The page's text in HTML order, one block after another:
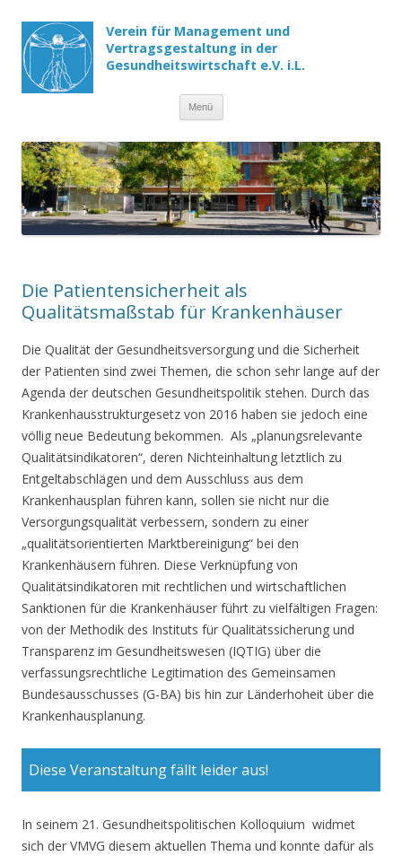
Verein für Management und
Vertragsgestaltung in der
Gesundheitswirtschaft e.V. i.L.
Menü
Die Patientensicherheit als
Qualitätsmaßstab für Krankenhäuser
Die Qualität der Gesundheitsversorgung und die Sicherheit
der Patienten sind zwei Themen, die schon sehr lange auf der
Agenda der deutschen Gesundheitspolitik stehen. Durch das
Krankenhausstrukturgesetz von 2016 haben sie jedoch eine
völlig neue Bedeutung bekommen. Als „planungsrelevante
Qualitätsindikatoren“, deren Nichteinhaltung letztlich zu
Entgeltabschlägen und dem Ausschluss aus dem
Krankenhausplan führen kann, sollen sie nicht nur die
Versorgungsqualität verbessern, sondern zu einer
„qualitätsorientierten Marktbereinigung“ bei den
Krankenhäusern führen. Diese Verknüpfung von
Qualitätsindikatoren mit rechtlichen und wirtschaftlichen
Sanktionen für die Krankenhäuser führt zu vielfältigen Fragen:
von der Methodik des Instituts für Qualitätssicherung und
Transparenz im Gesundheitswesen (IQTIG) über die
verfassungsrechtliche Legitimation des Gemeinsamen
Bundesausschusses (G-BA) bis hin zur Länderhoheit über die
Krankenhausplanung.
Diese Veranstaltung fällt leider aus!
In seinem 21. Gesundheitspolitischen Kolloquium widmet
sich der VMVG diesem aktuellen Thema und konnte dafür als